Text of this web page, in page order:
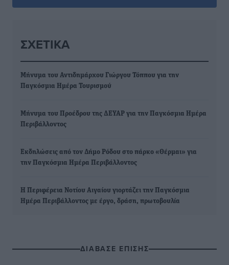
ΣΧΕΤΙΚΆ
Μήνυμα του Αντιδημάρχου Γιώργου Τόππου για την
Παγκόσμια Ημέρα Τουρισμού
Μήνυμα του Προέδρου της ΔΕΥΑΡ για την Παγκόσμια Ημέρα
Περιβάλλοντος
Εκδηλώσεις από τον Δήμο Ρόδου στο πάρκο «Θέρμαι» για
την Παγκόσμια Ημέρα Περιβάλλοντος
Η Περιφέρεια Νοτίου Αιγαίου γιορτάζει την Παγκόσμια
Ημέρα Περιβάλλοντος με έργο, δράση, πρωτοβουλία
ΔΙΑΒΑΣΕ ΕΠΙΣΗΣ